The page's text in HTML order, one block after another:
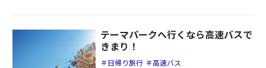
テーマパークへ行くなら高速バスで
きまり！
＃日帰り旅行 ＃高速バス